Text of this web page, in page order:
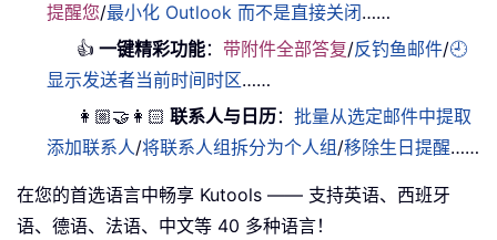
提醒您/最小化 Outlook 而不是直接关闭……
👍 一键精彩功能：带附件全部答复/反钓鱼邮件/🕘
显示发送者当前时间时区……
👩🏼‍🤝‍👩🏻 联系人与日历：批量从选定邮件中提取
添加联系人/将联系人组拆分为个人组 /移除生日提醒……
在您的首选语言中畅享 Kutools —— 支持英语、西班牙
语、德语、法语、中文等 40 多种语言！